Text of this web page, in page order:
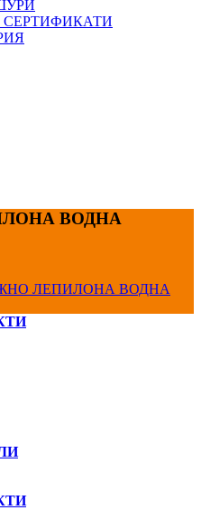
СЕРТИФИКАТИ
ВОДНА
ЛЕПИЛОНА ВОДНА